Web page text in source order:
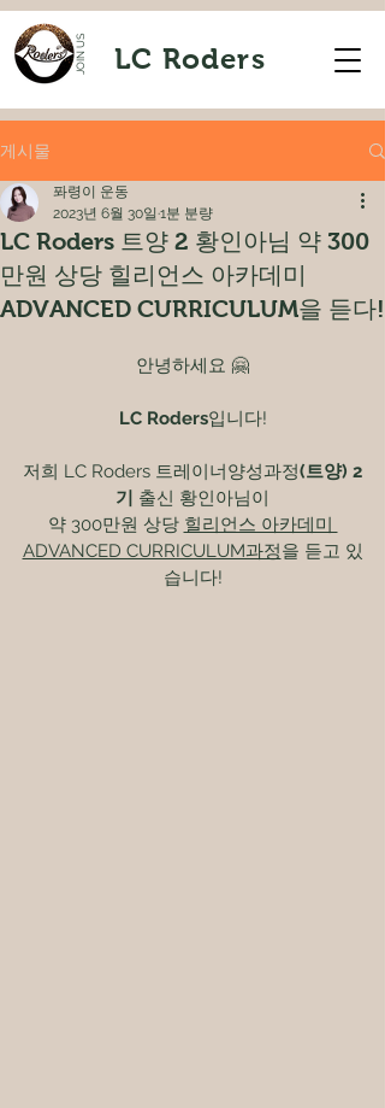
JOIN US LC Roders
게시물
LC Roders 트양 2 황인아님 약 300
만원 상당 힐리언스 아카데미
ADVANCED CURRICULUM을 듣다!
퐈령이 운동
2023년 6월 30일 1분 분량
안녕하세요 🤗
LC Roders입니다!
저희 LC Roders 트레이너양성과정(트양) 2
기 출신 황인아님이
약 300만원 상당 힐리언스 아카데미
ADVANCED CURRICULUM과정을 듣고 있
습니다!